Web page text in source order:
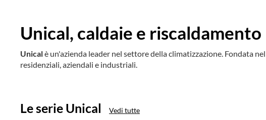
Unical, caldaie e riscaldamento
Unicalè un'azienda leader nel settore della climatizzazione. Fondata
residenziali, aziendali e industriali.
Le serie Unical Vedi tutte